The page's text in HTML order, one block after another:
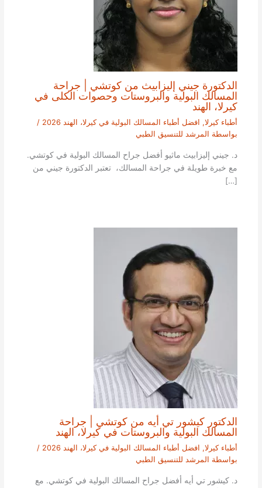
الدكتورة جيني إليزابيث من كوتشي | جراحة
المسالك البولية والبروستات وحصوات الكلى في
كيرلا، الهند
أطباء كيرلا, افضل أطباء المسالك البولية في كيرلا، الهند 2026
/
بواسطة المرشد للتنسيق الطبي
د. جيني إليزابيث ماثيو أفضل جراح المسالك البولية في كوتشي.
مع خبرة طويلة في جراحة المسالك، تعتبر الدكتورة جيني من
[…]
الدكتور كيشور تي أيه من كوتشي | جراحة
المسالك البولية والبروستات في كيرلا، الهند
أطباء كيرلا, افضل أطباء المسالك البولية في كيرلا، الهند 2026
/
بواسطة المرشد للتنسيق الطبي
د. كيشور تي أيه أفضل جراح المسالك البولية في كوتشي. مع